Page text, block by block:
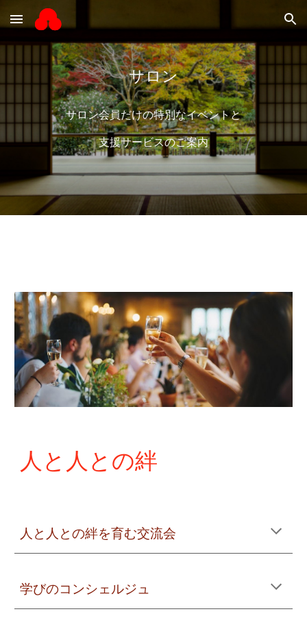
Skip to main content Skip to navigation
サロン
サロン会員だけの特別なイベントと
支援サービスのご案内
人と人との絆
人と人との絆を育む交流会
学びのコンシェルジュ